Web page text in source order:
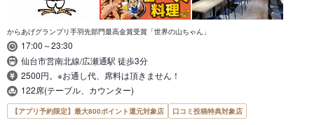
からあげグランプリ手羽先部門最高金賞受賞「世界の山ちゃん」
17:00～23:30
仙台市営南北線/広瀬通駅 徒歩3分
2500円。※お通し代、席料は頂きません！
122席(テーブル、カウンター)
【アプリ予約限定】最大800ポイント還元対象店 口コミ投稿特典対象店